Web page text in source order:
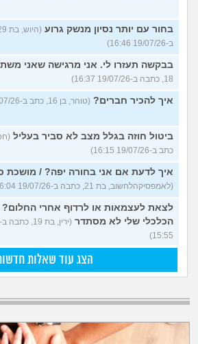
בחור עם יותר נסיון מנשק גרוע
ב-19/07/26 16:46)
בבקשה תעזרו לי. אני מרגישה שאני
18, כתבה ב-19/07/26 16:37)
איך להכיר חברים? (טוהר, בן 16, כתב ב-19/07/26 16:26)
ביטול חוזה בגלל מצב לא סביר בעליל
כתב ב-19/07/26 16:15)
איך לדעת אם אני בחורה יפה? / מושכת
(לאמפסיקהלחשוב, בת 21, כתבה ב-19/07/26 16:04)
לצאת לעצמאות או לרדוף אחרי החלום?
הכלכלי שלי לא מסתדר
15:55)
הצג עוד שאלות